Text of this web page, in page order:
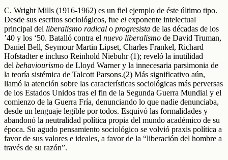
C. Wright Mills (1916-1962) es un fiel ejemplo de éste último tipo.
Desde sus escritos sociológicos, fue el exponente intelectual
principal del liberalismo radical o progresista de las décadas de los
’40 y los ‘50. Batalló contra el nuevo liberalismo de David Truman,
Daniel Bell, Seymour Martin Lipset, Charles Frankel, Richard
Hofstadter e incluso Reinhold Niebuhr (1); reveló la inutilidad
del behaviourismo de Lloyd Warner y la innecesaria parsimonia de
la teoría sistémica de Talcott Parsons.(2) Más significativo aún,
llamó la atención sobre las características sociológicas más perversas
de los Estados Unidos tras el fin de la Segunda Guerra Mundial y el
comienzo de la Guerra Fría, denunciando lo que nadie denunciaba,
desde un lenguaje legible por todos. Esquivó las formalidades y
abandonó la neutralidad política propia del mundo académico de su
época. Su agudo pensamiento sociológico se volvió praxis política a
favor de sus valores e ideales, a favor de la “liberación del hombre a
través de su razón”.